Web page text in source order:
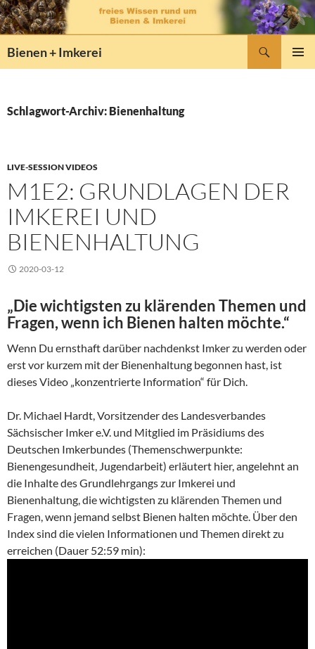
Zum
Inhalt
Bienen + Imkerei
Schlagwort-Archiv: Bienenhaltung
LIVE-SESSION VIDEOS
M1E2: GRUNDLAGEN DER
IMKEREI UND
BIENENHALTUNG
2020-03-12
„Die wichtigsten zu klärenden Themen und
Fragen, wenn ich Bienen halten möchte.“
Wenn Du ernsthaft darüber nachdenkst Imker zu werden oder
erst vor kurzem mit der Bienenhaltung begonnen hast, ist
dieses Video „konzentrierte Information“ für Dich.
Dr. Michael Hardt, Vorsitzender des Landesverbandes
Sächsischer Imker e.V. und Mitglied im Präsidiums des
Deutschen Imkerbundes (Themenschwerpunkte:
Bienengesundheit, Jugendarbeit) erläutert hier, angelehnt an
die Inhalte des Grundlehrgangs zur Imkerei und
Bienenhaltung, die wichtigsten zu klärenden Themen und
Fragen, wenn jemand selbst Bienen halten möchte. Über den
Index sind die vielen Informationen und Themen direkt zu
erreichen (Dauer 52:59 min):